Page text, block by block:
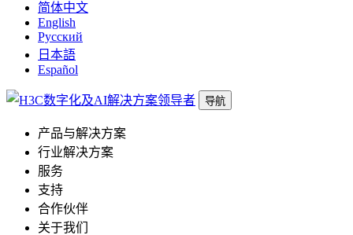
简体中文
English
Русский
日本語
Español
导航
产品与解决方案
行业解决方案
服务
支持
合作伙伴
关于我们